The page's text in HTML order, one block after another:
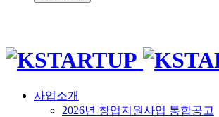
사업소개
2026년 창업지원사업 통합공고